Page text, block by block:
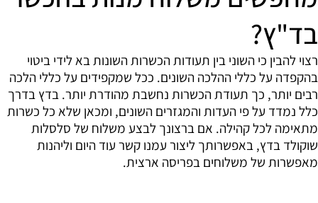
בד"ץ?
רצוי להבין כי השוני בין תעודות הכשרות השונות בא לידי ביטוי
בהקפדה על כללי ההלכה השונים. ככל שמקפידים על כללי הלכה
רבים יותר, כך תעודת הכשרות נחשבת מהודרת יותר. בדץ בדרך
כלל נמדד על פי העדות והמגזרים השונים, ומכאן שלא כל כשרות
מתאימה לכל קהילה. אם ברצונך לבצע משלוח של סלסלות
שוקולד בדץ, באפשרותך ליצור עמנו קשר עוד היום וליהנות
מאפשרות של משלוחים בפריסה ארצית.